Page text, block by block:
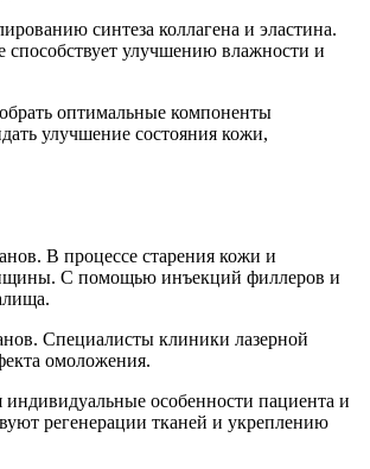
синтеза коллагена и эластина.
способствует улучшению влажности и
оптимальные компоненты
улучшение состояния кожи,
В процессе старения кожи и
С помощью инъекций филлеров и
Специалисты клиники лазерной
омоложения.
индивидуальные особенности пациента и
регенерации тканей и укреплению